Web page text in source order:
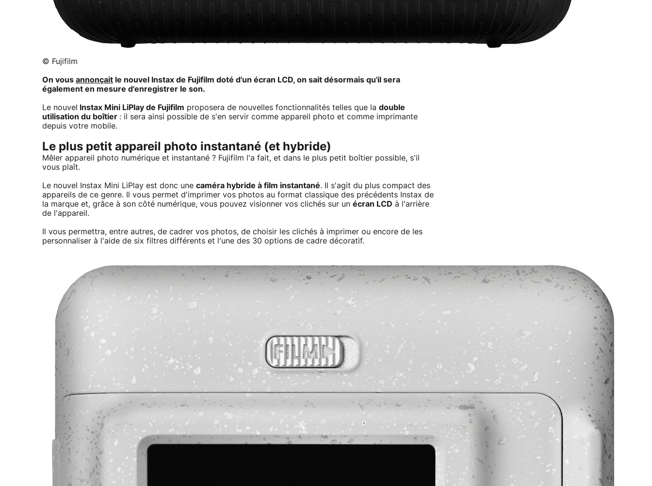
© Fujifilm
On vous annonçait le nouvel Instax de Fujifilm doté d'un écran LCD, on sait désormais qu'il sera
également en mesure d'enregistrer le son.
Le nouvel Instax Mini LiPlay de Fujifilm proposera de nouvelles fonctionnalités telles que la double
utilisation du boîtier : il sera ainsi possible de s'en servir comme appareil photo et comme imprimante
depuis votre mobile.
Le plus petit appareil photo instantané (et hybride)
Mêler appareil photo numérique et instantané ? Fujifilm l'a fait, et dans le plus petit boîtier possible, s'il
vous plaît.
Le nouvel Instax Mini LiPlay est donc une caméra hybride à film instantané. Il s'agit du plus compact des
appareils de ce genre. Il vous permet d'imprimer vos photos au format classique des précédents Instax de
la marque et, grâce à son côté numérique, vous pouvez visionner vos clichés sur un écran LCD à l'arrière
de l'appareil.
Il vous permettra, entre autres, de cadrer vos photos, de choisir les clichés à imprimer ou encore de les
personnaliser à l'aide de six filtres différents et l'une des 30 options de cadre décoratif.